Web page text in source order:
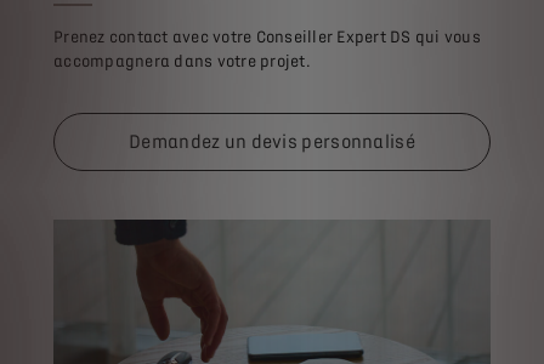
Prenez contact avec votre Conseiller Expert DS qui vous
accompagnera dans votre projet.
Demandez un devis personnalisé